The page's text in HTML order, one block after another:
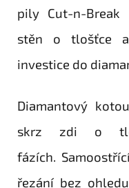
pily Cut-n-Break
stěn o tlošťce
investice do
Diamantový
skrz zdi o
fázích.
řezání bez